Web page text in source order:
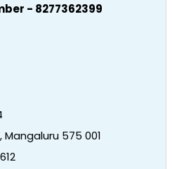
- 8277362399
575 001